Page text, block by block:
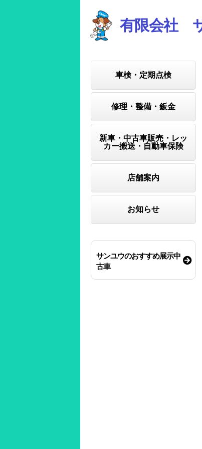
有限会社
車検・定期点検
修理・整備・鈑金
新車・中古車販売・レッ
カー搬送・自動車保険
店舗案内
お知らせ
サンユウのおすすめ展示中
古車